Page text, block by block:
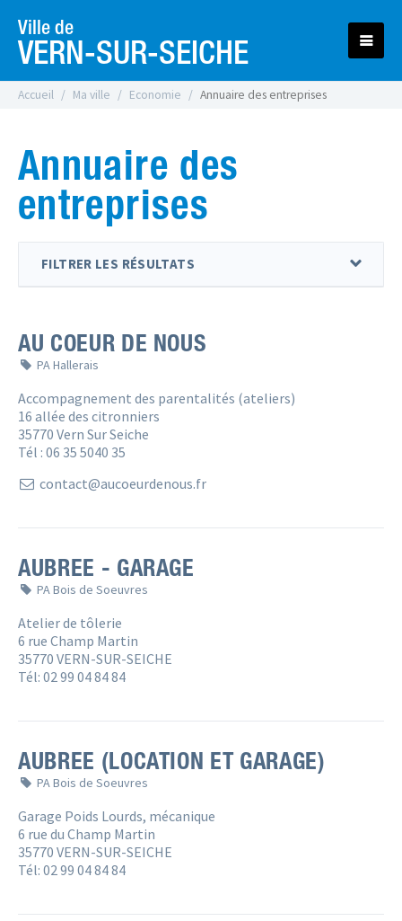
Ville de
VERN-SUR-SEICHE
Accueil Ma ville Economie Annuaire des entreprises
Annuaire des
entreprises
FILTRER LES RÉSULTATS
AU COEUR DE NOUS
PA Hallerais
Accompagnement des parentalités (ateliers)
16 allée des citronniers
35770 Vern Sur Seiche
Tél : 06 35 5040 35
contact@aucoeurdenous.fr
AUBREE - GARAGE
PA Bois de Soeuvres
Atelier de tôlerie
6 rue Champ Martin
35770 VERN-SUR-SEICHE
Tél: 02 99 04 84 84
AUBREE (LOCATION ET GARAGE)
PA Bois de Soeuvres
Garage Poids Lourds, mécanique
6 rue du Champ Martin
35770 VERN-SUR-SEICHE
Tél: 02 99 04 84 84